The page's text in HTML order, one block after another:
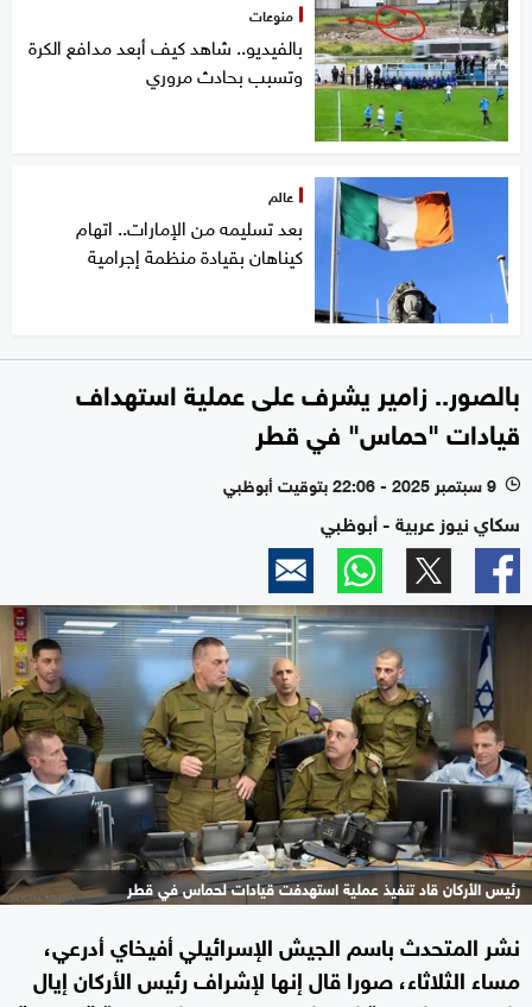
منوعات
بالفيديو.. شاهد كيف أبعد مدافع الكرة
وتسبب بحادث مروري
عالم
بعد تسليمه من الإمارات.. اتهام
كيناهان بقيادة منظمة إجرامية
بالصور.. زامير يشرف على عملية استهداف
قيادات "حماس" في قطر
l 9 سبتمبر 2025 - 22:06 بتوقيت أبوظبي
سكاي نيوز عربية - أبوظبي
رئيس الأركان قاد تنفيذ عملية استهدفت قيادات لحماس في قطر
نشر المتحدث باسم الجيش الإسرائيلي أفيخاي أدرعي،
مساء الثلاثاء، صورا قال إنها لإشراف رئيس الأركان إيال